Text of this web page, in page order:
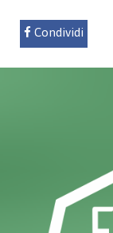
Condividi